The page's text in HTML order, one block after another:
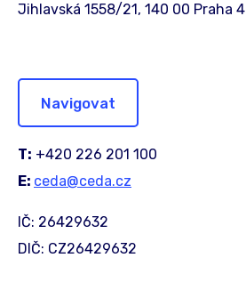
Jihlavská 1558/21, 140 00 Praha 4
Navigovat
T: +420 226 201 100
E: ceda@ceda.cz
IČ: 26429632
DIČ: CZ26429632